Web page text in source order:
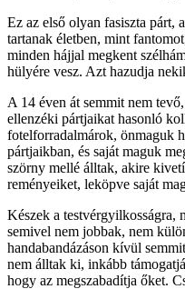
Ez az első olyan fasiszta párt,
tartanak életben, mint
minden hájjal megkent
hülyére vesz. Azt hazudja
A 14 éven át semmit nem
ellenzéki pártjaikat hasonló
fotelforradalmárok, önmaguk
pártjaikban, és saját maguk
szörny mellé álltak, akire
reményeiket, leköpve saját
Készek a testvérgyilkosságra,
semivel nem jobbak, nem
handabandázáson kívül
nem álltak ki, inkább
hogy az megszabadítja őket.